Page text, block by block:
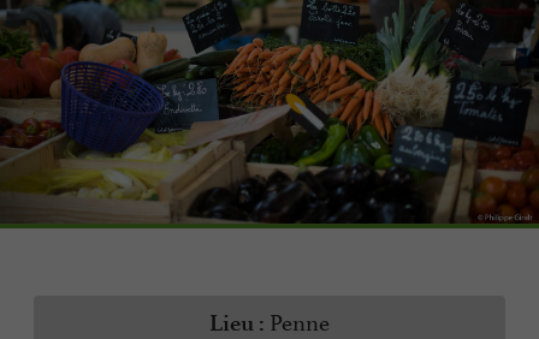
Lieu : Penne